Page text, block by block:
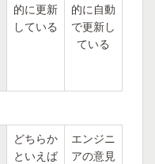
的に更新
している
的に自動
で更新し
ている
どちらか
といえば
エンジニ
アの意見